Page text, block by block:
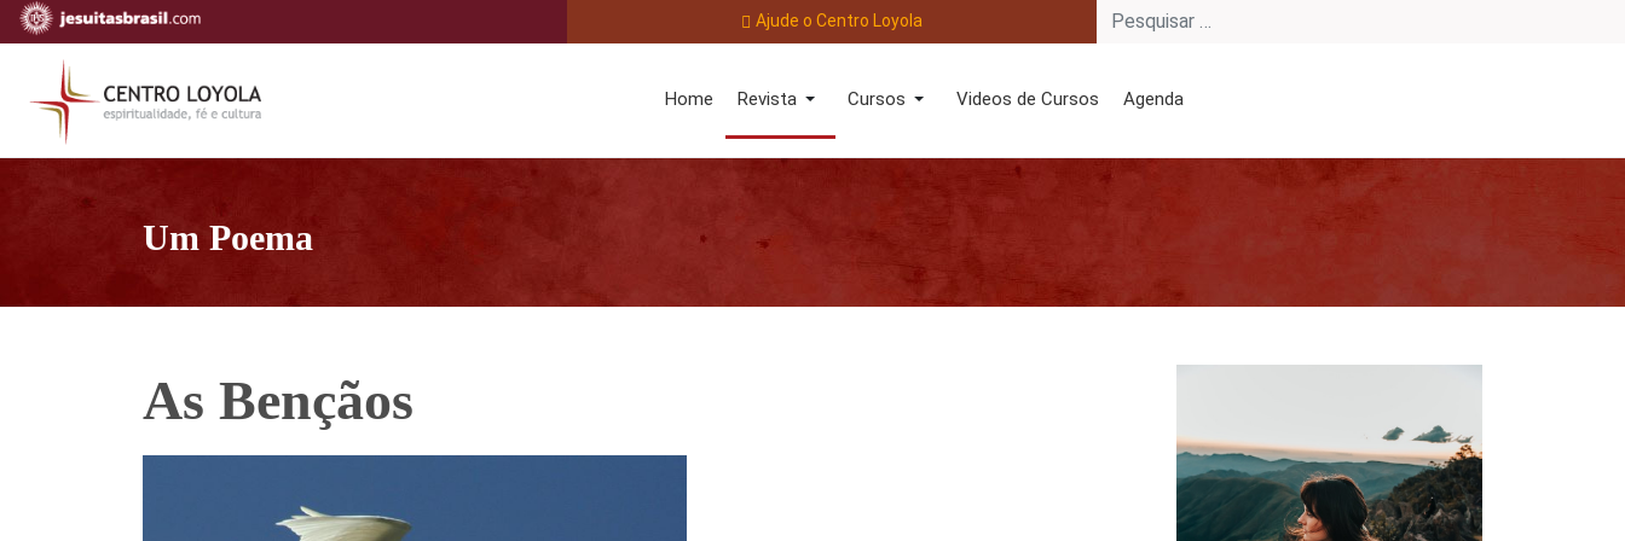
Ajude o Centro Loyola
Home Revista Cursos Videos de Cursos Agenda
Um Poema
As Bençãos